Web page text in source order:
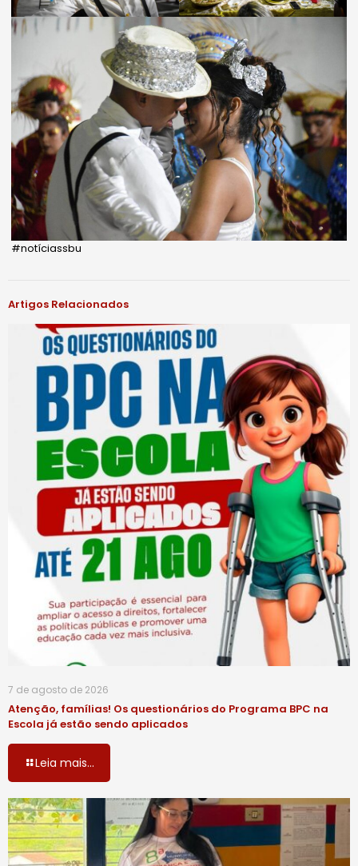
#notíciassbu
Artigos Relacionados
7 de agosto de 2026
Atenção, famílias! Os questionários do Programa BPC na
Escola já estão sendo aplicados
Leia mais...